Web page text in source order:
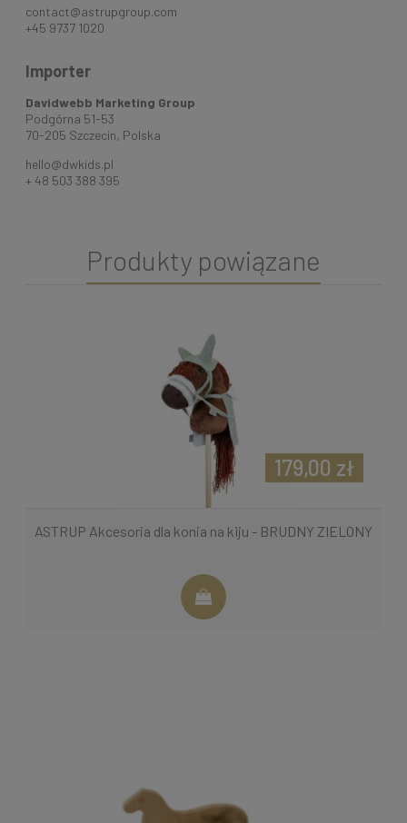
contact@astrupgroup.com
+45 9737 1020
Importer
Davidwebb Marketing Group
Podgórna 51-53
70-205 Szczecin, Polska
hello@dwkids.pl
+ 48 503 388 395
Produkty powiązane
ASTRUP Akcesoria dla konia na kiju - BRUDNY ZIELONY
179,00 zł